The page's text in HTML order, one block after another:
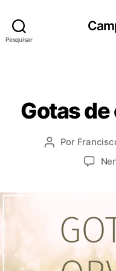
Pesquisar
Gotas
A Por